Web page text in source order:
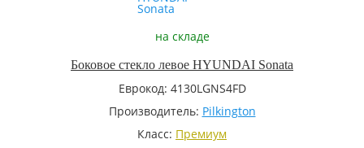
на складе
Боковое стекло левое HYUNDAI Sonata
Еврокод: 4130LGNS4FD
Производитель: Pilkington
Класс: Премиум